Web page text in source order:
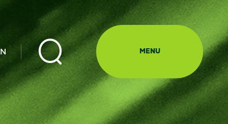
MENU
